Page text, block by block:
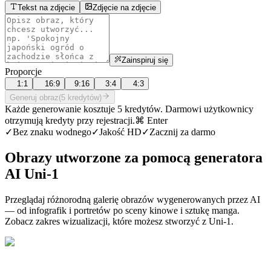
Tekst na zdjęcie Zdjęcie na zdjęcie
Zainspiruj się
Proporcje
1:1 16:9 9:16 3:4
4:3
Generuj obraz(5 kredytów)
Każde generowanie kosztuje 5 kredytów. Darmowi użytkownicy
otrzymują kredyty przy rejestracji.⌘ Enter
✓Bez znaku wodnego✓Jakość HD✓Zacznij za darmo
Obrazy utworzone za pomocą generatora
AI Uni-1
Przeglądaj różnorodną galerię obrazów wygenerowanych przez AI
— od infografik i portretów po sceny kinowe i sztukę manga.
Zobacz zakres wizualizacji, które możesz stworzyć z Uni-1.